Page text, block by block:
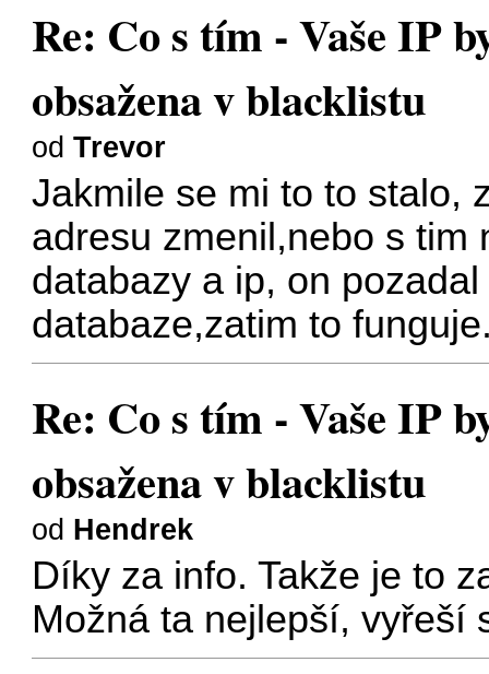
Re: Co s tím - Vaše IP
obsažena v blacklistu
odTrevor
Jakmile se mi to to stalo,
adresu zmenil,nebo s tim
databazy a ip, on
databaze,zatim to
Re: Co s tím - Vaše IP
obsažena v blacklistu
od Hendrek
Díky za info. Takže je to
Možná ta nejlepší, vyřeší